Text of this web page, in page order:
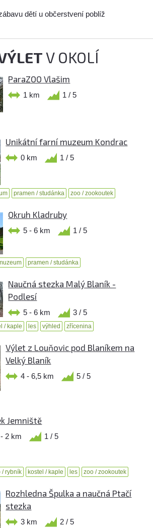
dětí u občerstvení poblíž
V OKOLÍ
ParaZOO Vlašim
1 km 1 / 5
Unikátní farní muzeum Kondrac
0 km 1 / 5
pramen / studánka zoo / zookoutek
Okruh Kladruby
5 - 6 km 1 / 5
pramen / studánka
Naučná stezka Malý Blaník -
Podlesí
5 - 6 km 3 / 5
/ kaple les výhled zřícenina
Výlet z Louňovic pod Blaníkem na
Velký Blaník
4 - 6,5 km 5 / 5
Jemniště
2 km 1 / 5
/ rybník kostel / kaple les zoo / zookoutek
Rozhledna Špulka a naučná Ptačí
stezka
3 km 2 / 5